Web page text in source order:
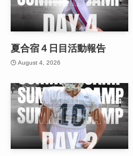
夏合宿４日目活動報告
August 4, 2026